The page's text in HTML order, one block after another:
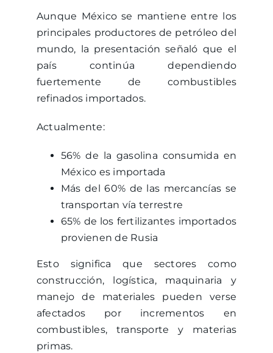
Aunque México se mantiene entre los
principales productores de petróleo del
mundo, la presentación señaló que el
país continúa dependiendo
fuertemente de combustibles
refinados importados.
Actualmente:
56% de la gasolina consumida en
México es importada
Más del 60% de las mercancías se
transportan vía terrestre
65% de los fertilizantes importados
provienen de Rusia
Esto significa que sectores como
construcción, logística, maquinaria y
manejo de materiales pueden verse
afectados por incrementos en
combustibles, transporte y materias
primas.